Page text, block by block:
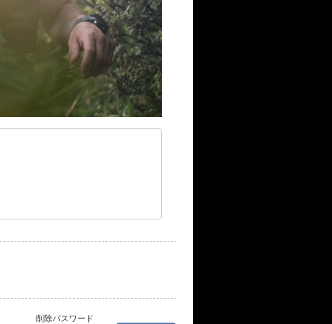
削除パスワード